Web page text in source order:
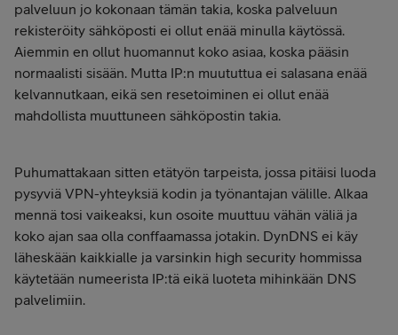
palveluun jo kokonaan tämän takia, koska palveluun
rekisteröity sähköposti ei ollut enää minulla käytössä.
Aiemmin en ollut huomannut koko asiaa, koska pääsin
normaalisti sisään. Mutta IP:n muututtua ei salasana enää
kelvannutkaan, eikä sen resetoiminen ei ollut enää
mahdollista muuttuneen sähköpostin takia.
Puhumattakaan sitten etätyön tarpeista, jossa pitäisi luoda
pysyviä VPN-yhteyksiä kodin ja työnantajan välille. Alkaa
mennä tosi vaikeaksi, kun osoite muuttuu vähän väliä ja
koko ajan saa olla conffaamassa jotakin. DynDNS ei käy
läheskään kaikkialle ja varsinkin high security hommissa
käytetään numeerista IP:tä eikä luoteta mihinkään DNS
palvelimiin.